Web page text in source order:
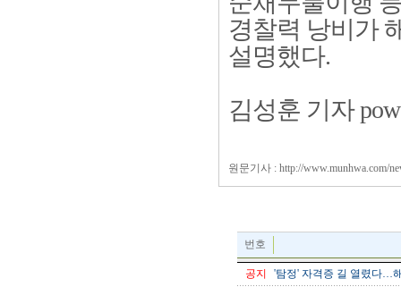
경찰력 낭비가
설명했다.
김성훈 기자
원문기사 : http://www.munhwa.com/
번호
공지
'탐정' 자격증 길 열렸다…